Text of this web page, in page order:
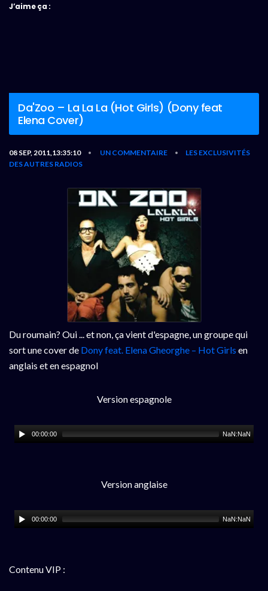
J’aime ça :
Da'Zoo – La La La (Hot Girls) (Dony feat
Elena Cover)
08 SEP, 2011,13:35:10 • UN COMMENTAIRE •
LES EXCLUSIVITÉS
DES AUTRES RADIOS
Du roumain? Oui ... et non, ça vient d'espagne, un groupe qui
sort une cover de Dony feat. Elena Gheorghe – Hot Girls en
anglais et en espagnol
Version espagnole
00:00:00 NaN:NaN
Version anglaise
00:00:00 NaN:NaN
Contenu VIP :